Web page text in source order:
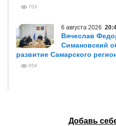
703
6 августа 2026
Вячеслав
Симановский
развитие Самарского
954
Добавь